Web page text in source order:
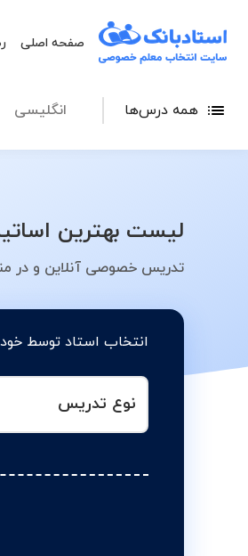
صفحه اصلی
همه درس‌ها انگلیسی
لیست بهترین
تدریس خصوصی آنلاین و در
انتخاب استاد توسط
نوع تدریس